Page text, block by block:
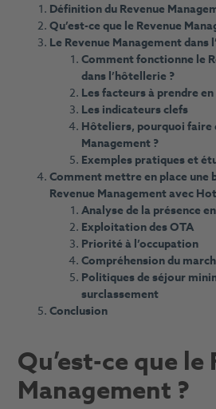
Définition du Revenue
Qu’est-ce que le Revenue
Le Revenue Management dans
Comment fonctionne le
dans l’hôtellerie ?
Les facteurs à prendre
Les indicateurs clefs
Hôteliers, pourquoi faire
Management ?
Exemples pratiques et
Comment mettre en place une
Revenue Management avec
Analyse de la présence
Exploitation des OTA
Priorité à l’occupation
Compréhension du
Politiques de séjour
surclassement
Conclusion
Qu’est-ce que le
Management ?